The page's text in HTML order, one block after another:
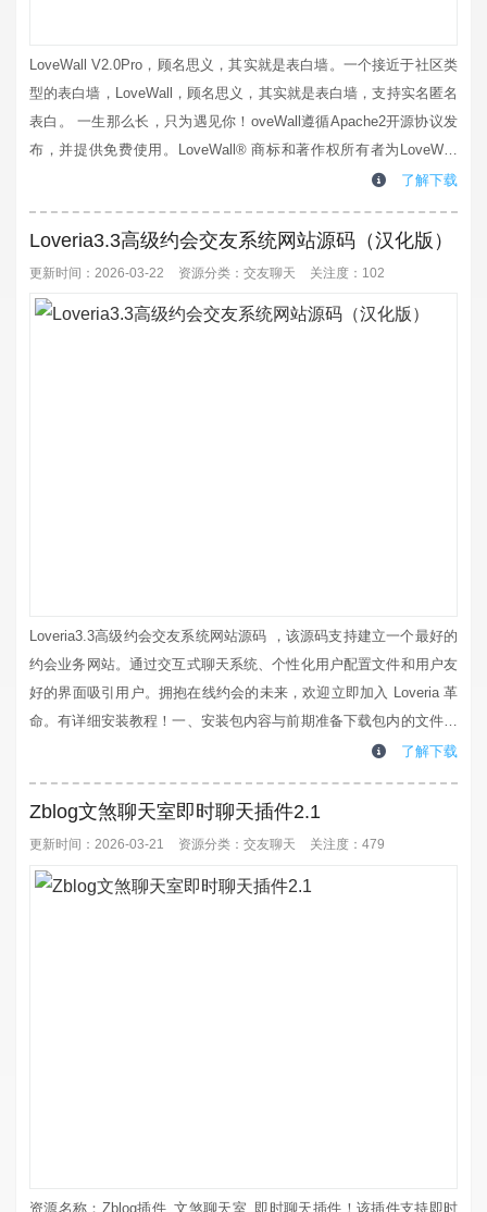
LoveWall V2.0Pro，顾名思义，其实就是表白墙。一个接近于社区类
型的表白墙，LoveWall，顾名思义，其实就是表白墙，支持实名匿名
表白。 一生那么长，只为遇见你！oveWall遵循Apache2开源协议发
布，并提供免费使用。LoveWall® 商标和著作权所有者为LoveWall
Team所有。安装教程：1、导入数据库；2、配置thinkphp的伪静态；
/application/data...
了解下载
Loveria3.3高级约会交友系统网站源码（汉化版）
更新时间：2026-03-22 资源分类： 交友聊天 关注度：102
Loveria3.3高级约会交友系统网站源码 ，该源码支持建立一个最好的
约会业务网站。通过交互式聊天系统、个性化用户配置文件和用户友
好的界面吸引用户。拥抱在线约会的未来，欢迎立即加入 Loveria 革
命。有详细安装教程！一、安装包内容与前期准备下载包内的文件和
目录你在下载的压缩包中，可找到以下文件和文件夹：源文件文件夹
（cred.txt）：内含管理员邮箱和密码，后续可自行修改数据库脚本
文件（sc...
了解下载
Zblog文煞聊天室即时聊天插件2.1
更新时间：2026-03-21 资源分类： 交友聊天 关注度：479
资源名称：Zblog插件_文煞聊天室_即时聊天插件！该插件支持即时